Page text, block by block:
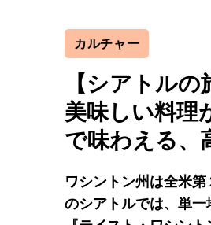
カルチャー
【シアトル
美味しい料
で味わえる、
ワシントン州は全米
のシアトルでは、単